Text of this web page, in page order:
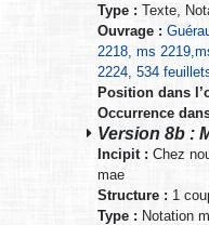
Type : Texte,
Ouvrage :
2218, ms
2224, 534
Position dans
Occurrence
Version 8b :
Incipit : Chez
mae
Structure : 1
Type : Notation